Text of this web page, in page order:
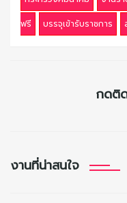
ฟรี
บรรจุเข้ารับราชการ
กดติ
งานที่น่าสนใจ